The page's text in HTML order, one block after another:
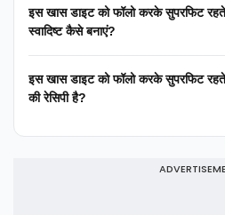
इस खास डाइट को फॉलो करके सुपरफ‍िट रहते
स्वादिष्ट कैसे बनाएं?
इस खास डाइट को फॉलो करके सुपरफ‍िट रहते
की रेसिपी है?